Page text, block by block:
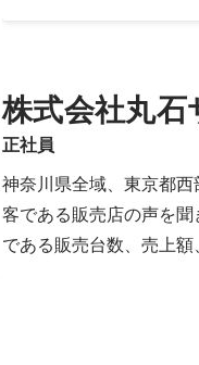
株式会社丸
正社員
神奈川県全域、東京都
客である販売店の声を
である販売台数、売上額